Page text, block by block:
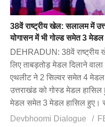
38वें राष्ट्रीय खेल: सलालम में
योगासन में भी गोल्ड समेत 3 मेडल
DEHRADUN: 38वें राष्ट्रीय
लिए ताबड़तोड़ मेडल दिलाने
एथलीट ने 2 सिल्वर समेत 4
उत्तराखंड को गोस्ड मेडल
मेडल समेत 3 मेडल हासिल हुए।
Devbhoomi Dialogue